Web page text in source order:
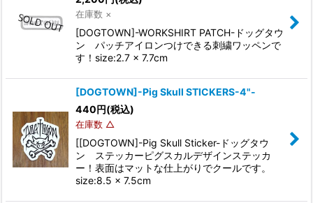
在庫数 ×
[DOGTOWN]-WORKSHIRT PATCH-ドッグタウ
ン パッチアイロンつけできる刺繍ワッペンで
す！size:2.7 x 7.7cm
[DOGTOWN]-Pig Skull STICKERS-4"-
440円(税込)
在庫数 △
[[DOGTOWN]-Pig Skull Sticker-ドッグタウ
ン ステッカーピグスカルデザインステッカ
ー！表面はマットな仕上がりでクールです。
size:8.5 x 7.5cm